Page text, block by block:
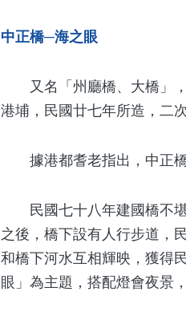
中正橋─海之眼
又名「州廳橋、大橋」，
港埔，民國廿七年所造，二
據港都耆老指出，中正橋
民國七十八年建國橋不堪
之後，橋下設有人行步道，
和橋下河水互相輝映，獲得
眼」為主題，搭配燈會夜景